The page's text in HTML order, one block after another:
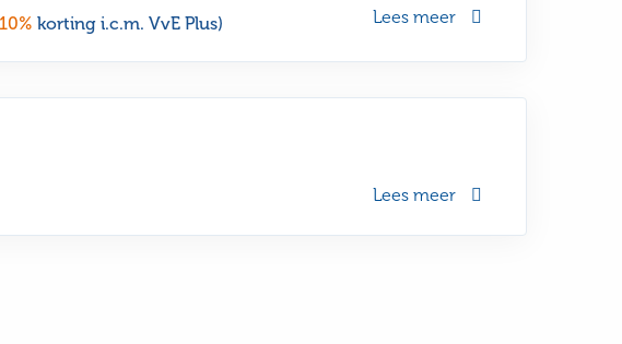
10% korting i.c.m. VvE Plus) Lees meer
Lees meer